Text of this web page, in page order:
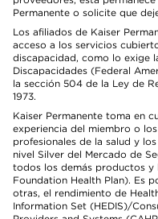
Permanente o solicite que
Los afiliados de Kaiser
acceso a los servicios
discapacidad, como lo exige
Discapacidades (Federal
la sección 504 de la Ley de
1973.
Kaiser Permanente toma en
experiencia del miembro o
profesionales de la salud y
nivel Silver del Mercado de
todos los demás productos y
Foundation Health Plan). Es
otras, el rendimiento de
Information Set (HEDIS)/